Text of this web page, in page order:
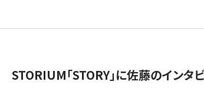
STORIUM「STORY」に佐藤のインタ